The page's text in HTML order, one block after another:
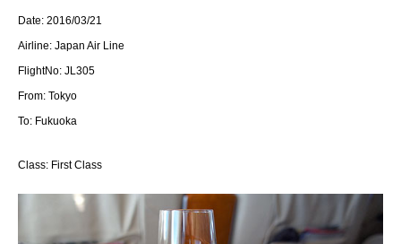
Date: 2016/03/21
Airline: Japan Air Line
FlightNo: JL305
From: Tokyo
To: Fukuoka
Class: First Class